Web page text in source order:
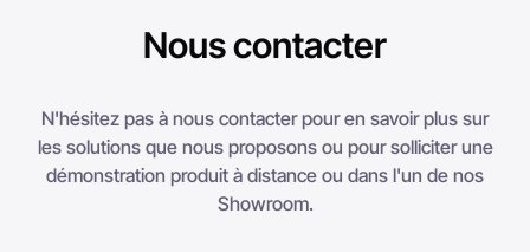
Nous contacter
N'hésitez pas à nous contacter pour en savoir plus sur
les solutions que nous proposons ou pour solliciter une
démonstration produit à distance ou dans l'un de nos
Showroom.